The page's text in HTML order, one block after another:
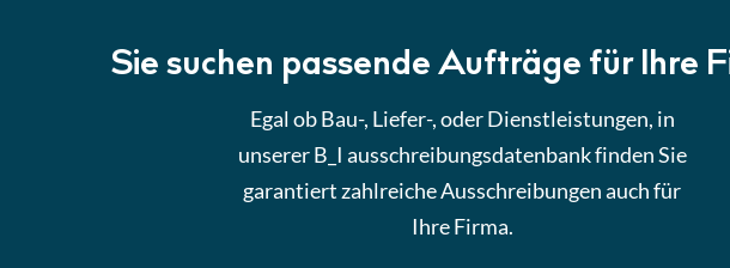
Sie suchen passende Aufträge für Ihre
Egal ob Bau-, Liefer-, oder Dienstleistungen, in
unserer B_I ausschreibungsdatenbank finden Sie
garantiert zahlreiche Ausschreibungen auch für
Ihre Firma.